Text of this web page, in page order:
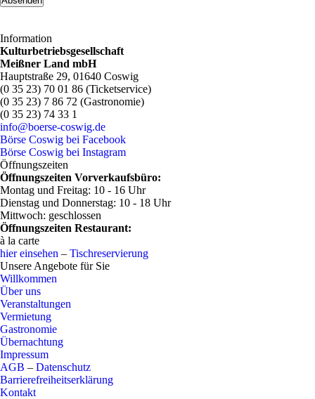
Information
Kulturbetriebsgesellschaft
Meißner Land mbH
Hauptstraße 29, 01640 Coswig
(0 35 23) 70 01 86 (Ticketservice)
(0 35 23) 7 86 72 (Gastronomie)
(0 35 23) 74 33 1
info@boerse-coswig.de
Börse Coswig bei Facebook
Börse Coswig bei Instagram
Öffnungszeiten
Öffnungszeiten Vorverkaufsbüro:
Montag und Freitag: 10 - 16 Uhr
Dienstag und Donnerstag: 10 - 18 Uhr
Mittwoch: geschlossen
Öffnungszeiten Restaurant:
à la carte
hier einsehen – Tischreservierung
Unsere Angebote für Sie
Willkommen
Über uns
Veranstaltungen
Vermietung
Gastronomie
Übernachtung
Impressum
AGB – Datenschutz
Barrierefreiheitserklärung
Kontakt